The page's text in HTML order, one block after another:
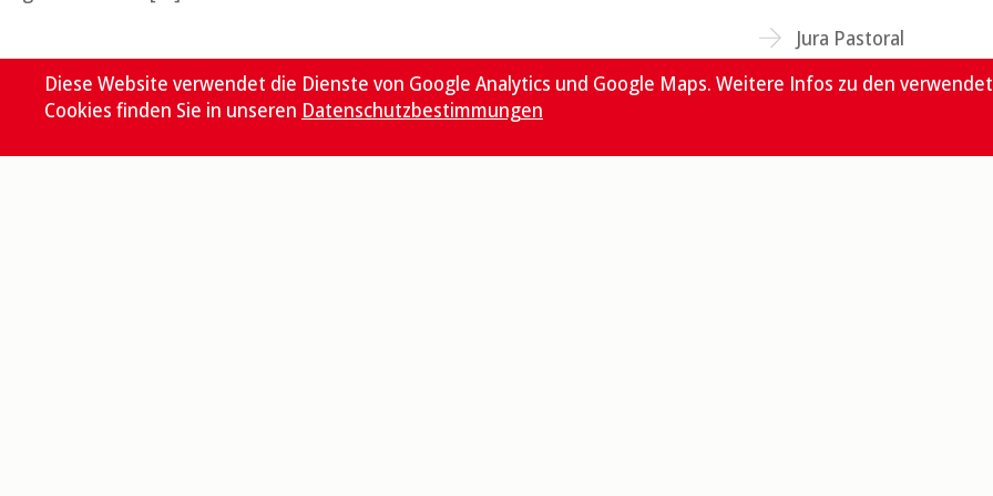
Jura Pastoral
Vatican News
Diese Website verwendet die Dienste von Google Analytics und Google Maps. Weitere Infos zu den
Cookies finden Sie in unseren Datenschutzbestimmungen